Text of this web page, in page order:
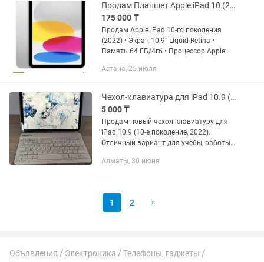
Продам Планшет Apple iPad 10 (2022) Wi-Fi 64 ГБ, Серебристый
175 000 ₸
Продам Apple iPad 10-го поколения
(2022) • Экран 10.9” Liquid Retina •
Память 64 ГБ/4гб • Процессор Apple
USB-C, Touch ID Отлично подойдет для
Астана, 25 июля
Чехол-клавиатура для iPad 10.9 (10 поколение, 2022).
5 000 ₸
Продам новый чехол-клавиатуру для
iPad 10.9 (10-е поколение, 2022).
Отличный вариант для учёбы, работы
без использования. ✔️ Магнитная
Алматы, 30 июня
1 2
Объявления Электроника
Телефоны, гаджеты